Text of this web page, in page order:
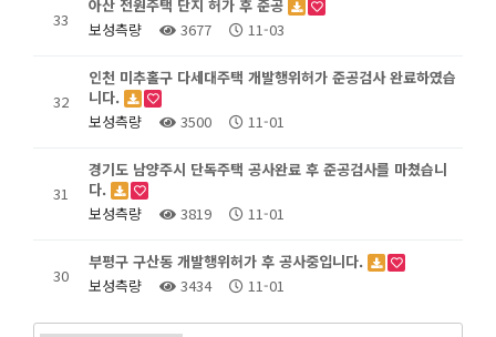
33
아산 전원주택 단지 허가 후 준공
보성측량
3677 11-03
32
인천 미추홀구 다세대주택 개발행위허가 준공검사 완료하였습
니다.
보성측량
3500 11-01
31
경기도 남양주시 단독주택 공사완료 후 준공검사를 마쳤습니
다.
보성측량
3819 11-01
30
부평구 구산동 개발행위허가 후 공사중입니다.
보성측량
3434 11-01